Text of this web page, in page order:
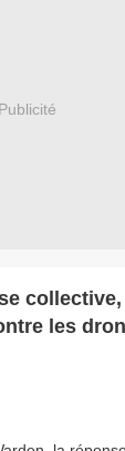
Publicité
les